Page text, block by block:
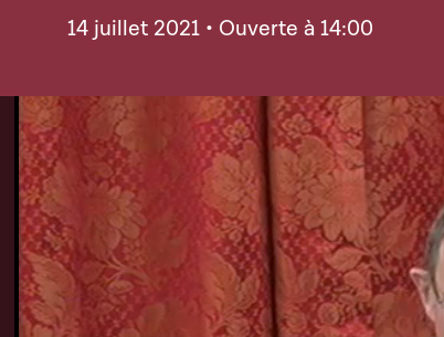
14 juillet 2021 • Ouverte à 14:00